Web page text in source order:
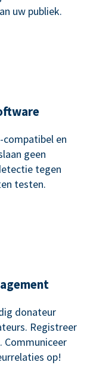
uw publiek.
compatibel en
geen
tegen
testen.
donateur
Registreer
op!